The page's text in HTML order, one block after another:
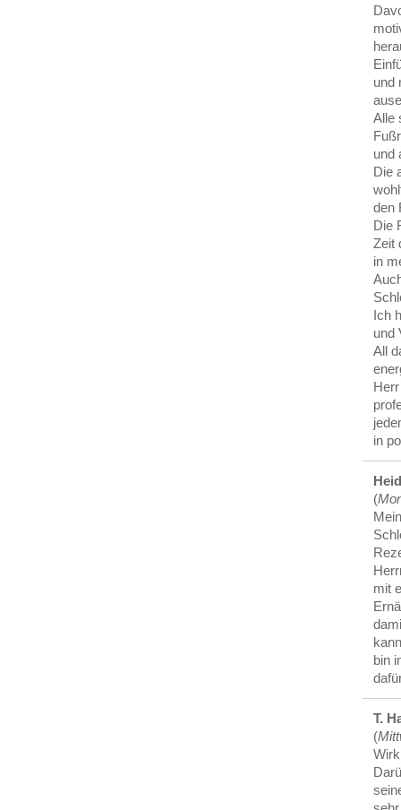
und
Alle
und
Die
den
Die
Zeit
in
Ich
und
All
in
(
mit
bin
T.
(